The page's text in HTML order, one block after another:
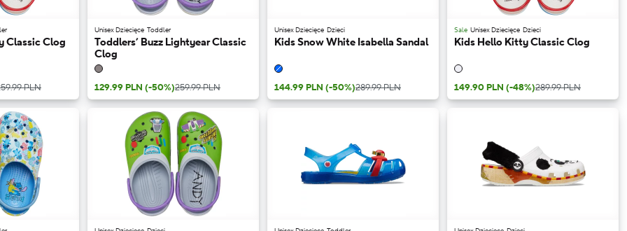
Classic Clog
PLN
Unisex Dziecięce Toddler
Toddlers’ Buzz Lightyear Classic
Clog
129.99 PLN (-50%)259.99 PLN
Unisex Dziecięce Dzieci
Kids Snow White Isabella Sandal
144.99 PLN (-50%)289.99 PLN
Sale Unisex Dziecięce Dzieci
Kids Hello Kitty Classic Clog
149.90 PLN (-48%)289.99 PLN